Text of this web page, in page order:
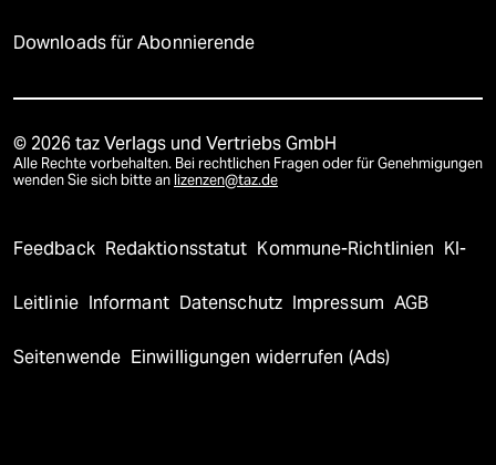
Downloads für Abonnierende
© 2026 taz Verlags und Vertriebs GmbH
Alle Rechte vorbehalten. Bei rechtlichen Fragen oder für Genehmigungen
wenden Sie sich bitte an lizenzen@taz.de
Feedback Redaktionsstatut Kommune-Richtlinien KI-
Leitlinie Informant Datenschutz Impressum AGB
Seitenwende Einwilligungen widerrufen (Ads)